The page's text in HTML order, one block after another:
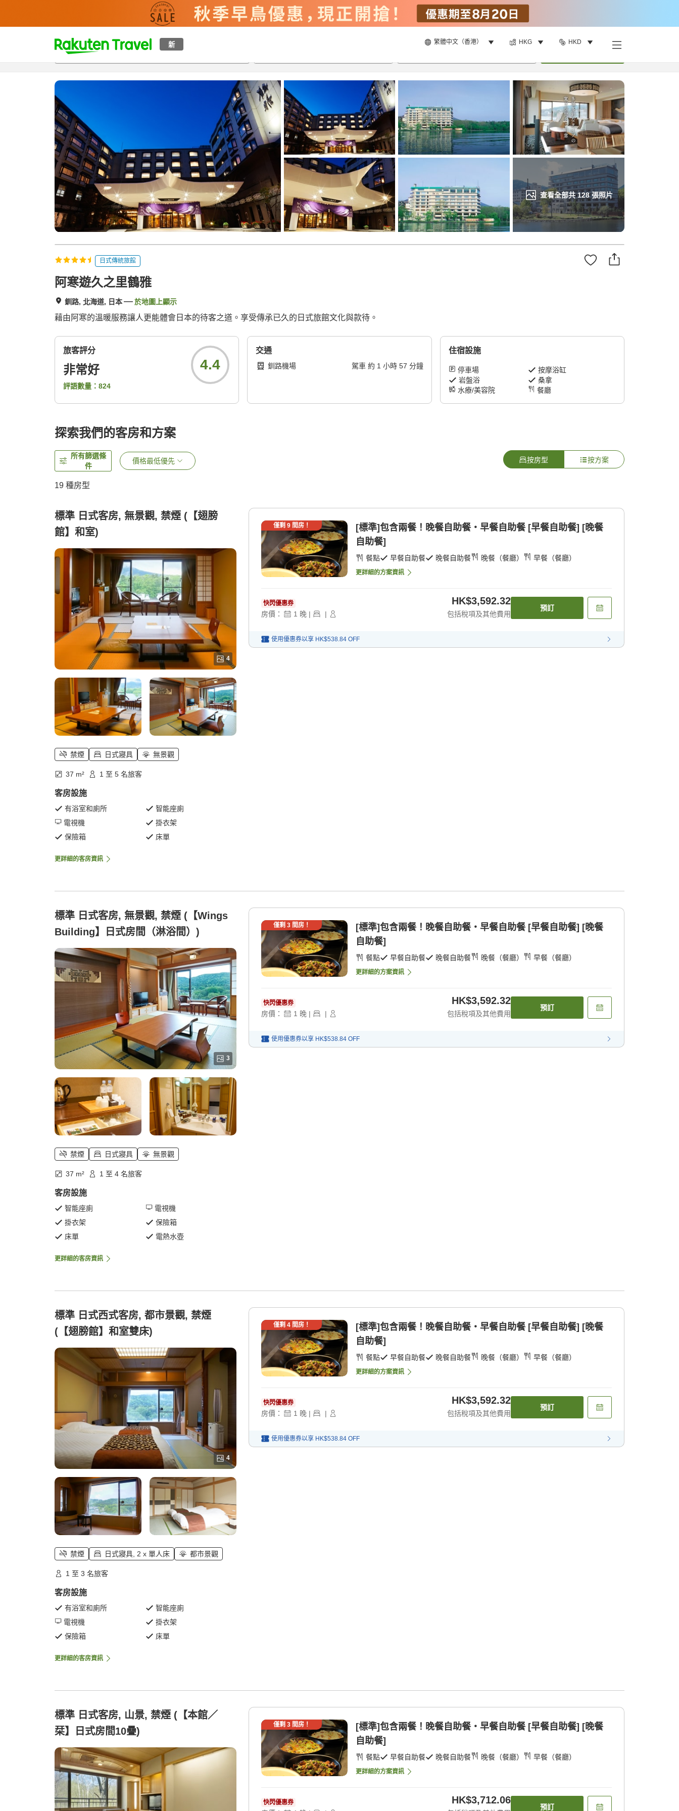
新 繁體中文（香港） HKG HKD
t
p
a
g
e
_
s
e
a
r
c
h
查看全部共128張照片
概覽房間及住宿方案 評價設施
日式傳統旅館
阿寒遊久之里鶴雅
釧路, 北海道, 日本 於地圖上顯示
藉由阿寒的溫暖服務讓人更能體會日本的待客之道。享受傳承已久的日式旅館文化與款待。
旅客評分
非常好
評語數量： 824
4.4
交通
釧路機場 駕車約 1 小時 57 分鐘
住宿設施
停車場
按摩浴缸
岩盤浴
桑拿
水療/美容院
餐廳
探索我們的客房和方案
所有篩選條
件
價格最低優先 按房型 按方案
19 種房型
標準 日式客房, 無景觀, 禁煙 (【翅膀
館】和室)
4
禁煙 日式寢具 無景觀
37 m² 1 至 5 名旅客
客房設施
有浴室和廁所
智能座廁
電視機
掛衣架
保險箱
床單
更詳細的客房資訊
僅剩 9間房！
[標準]包含兩餐！晚餐自助餐・早餐自助餐 [早餐自助餐] [晚餐
自助餐]
餐點 早餐自助餐 晚餐自助餐 晚餐（餐廳） 早餐（餐廳）
更詳細的方案資訊
快閃優惠券
房價： 1 晚 | |
HK$3,592.32
包括稅項及其他費用
預訂
使用優惠券以享 HK$538.84 OFF
標準 日式客房, 無景觀, 禁煙 (【Wings
Building】日式房間（淋浴間）)
3
禁煙 日式寢具 無景觀
37 m² 1 至 4 名旅客
客房設施
智能座廁
電視機
掛衣架
保險箱
床單
電熱水壺
更詳細的客房資訊
僅剩 3間房！
[標準]包含兩餐！晚餐自助餐・早餐自助餐 [早餐自助餐] [晚餐
自助餐]
餐點 早餐自助餐 晚餐自助餐 晚餐（餐廳） 早餐（餐廳）
更詳細的方案資訊
快閃優惠券
房價： 1 晚 | |
HK$3,592.32
包括稅項及其他費用
預訂
使用優惠券以享 HK$538.84 OFF
標準 日式西式客房, 都市景觀, 禁煙
(【翅膀館】和室雙床)
4
禁煙 日式寢具, 2 x 單人床 都市景觀
1 至 3 名旅客
客房設施
有浴室和廁所
智能座廁
電視機
掛衣架
保險箱
床單
更詳細的客房資訊
僅剩 4間房！
[標準]包含兩餐！晚餐自助餐・早餐自助餐 [早餐自助餐] [晚餐
自助餐]
餐點 早餐自助餐 晚餐自助餐 晚餐（餐廳） 早餐（餐廳）
更詳細的方案資訊
快閃優惠券
房價： 1 晚 | |
HK$3,592.32
包括稅項及其他費用
預訂
使用優惠券以享 HK$538.84 OFF
標準 日式客房, 山景, 禁煙 (【本館／
栞】日式房間10疊)
僅剩 3間房！
[標準]包含兩餐！晚餐自助餐・早餐自助餐 [早餐自助餐] [晚餐
自助餐]
餐點 早餐自助餐 晚餐自助餐 晚餐（餐廳） 早餐（餐廳）
更詳細的方案資訊
快閃優惠券 HK$3,712.06
預訂